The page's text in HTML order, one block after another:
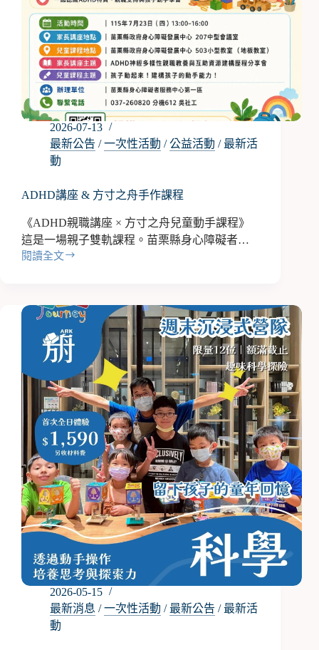
2026-07-13
最新公告 /一次性活動 /公益活動 / 最新活
動
ADHD講座 & 方寸之舟手作課程
《ADHD親職講座 × 方寸之舟兒童動手課程》
這是一場親子雙軌課程。苗栗縣身心障礙者…
閱讀全文
ADHD
方
手
2026-05-15
最新消息 /一次性活動 / 最新公告 / 最新活
動